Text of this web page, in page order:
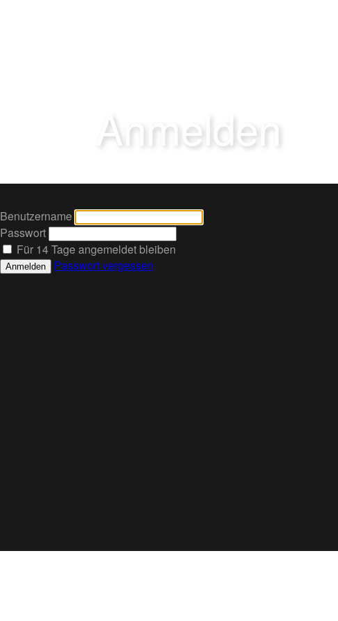
Anmelden
Benutzername
Passwort
Für 14 Tage angemeldet bleiben
Anmelden Passwort vergessen